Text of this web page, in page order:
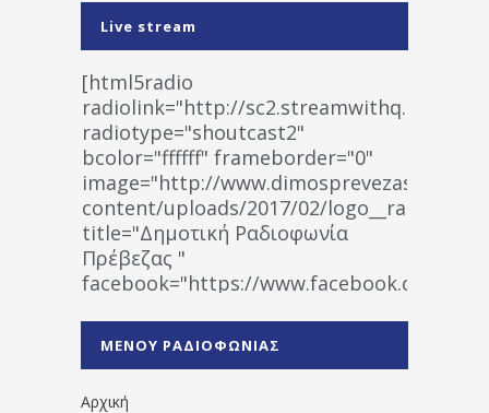
Live stream
[html5radio
radiolink="http://
radiotype="shoutcast2"
bcolor="ffffff" frameborder="0"
image="http://www.dimosprevezas.gr/wp-
content/uploads/2017/02/
title="Δημοτική Ραδιοφωνία
Πρέβεζας "
facebook="https://www.facebook.com/
1531194763766854/" artist="" ]
ΜΕΝΟΥ ΡΑΔΙΟΦΩΝΙΑΣ
Αρχική